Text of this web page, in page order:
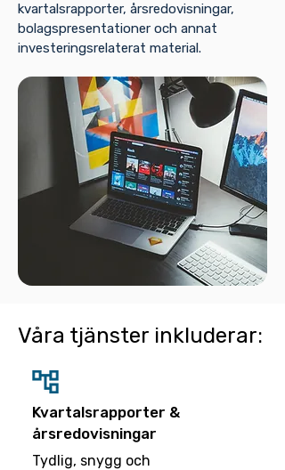
kvartalsrapporter, årsredovisningar,
bolagspresentationer och annat
investeringsrelaterat material.
Våra tjänster inkluderar:
Kvartalsrapporter &
årsredovisningar
Tydlig, snygg och